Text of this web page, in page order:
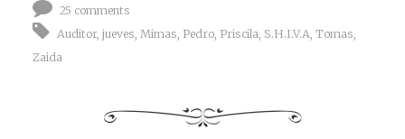
25 comments
Auditor, jueves, Mimas, Pedro, Priscila, S.H.I.V.A, Tomas,
Zaida